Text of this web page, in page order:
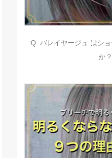
Q. バレイヤージュ はシ
か？